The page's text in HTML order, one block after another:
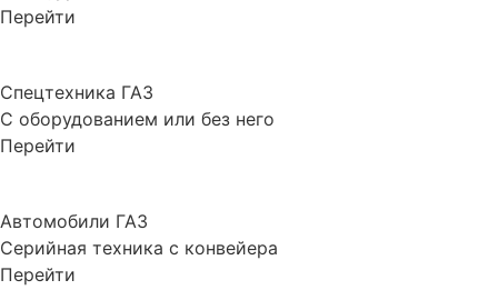
Перейти
Спецтехника ГАЗ
С оборудованием или без него
Перейти
Автомобили ГАЗ
Серийная техника с конвейера
Перейти